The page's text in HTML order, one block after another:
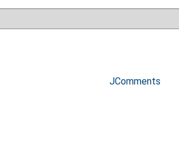
JComments